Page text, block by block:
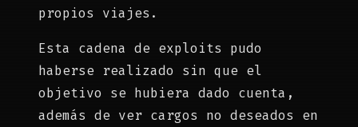
propios viajes.
Esta cadena de exploits pudo
haberse realizado sin que el
objetivo se hubiera dado cuenta,
además de ver cargos no deseados en